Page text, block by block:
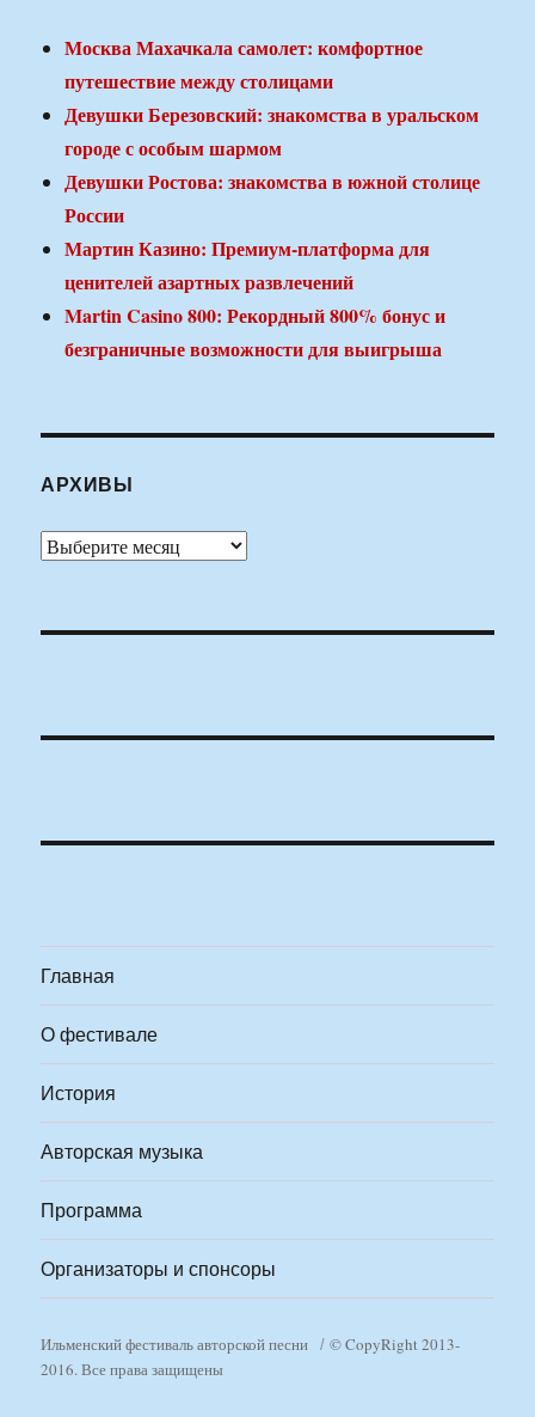
Москва Махачкала самолет: комфортное
путешествие между столицами
Девушки Березовский: знакомства в уральском
городе с особым шармом
Девушки Ростова: знакомства в южной столице
России
Мартин Казино: Премиум-платформа для
ценителей азартных развлечений
Martin Casino 800: Рекордный 800% бонус и
безграничные возможности для выигрыша
АРХИВЫ
Архивы
Главная
О фестивале
История
Авторская музыка
Программа
Организаторы и спонсоры
Ильменский фестиваль авторской песни
© CopyRight 2013-
2016. Все права защищены